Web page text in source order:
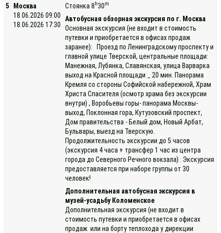
5
Москва
18.06.2026 09:00
18.06.2026 17:30
Стоянка 8 h30m
Автобусная обзорная экскурсия по г. Москва
Основная экскурсия (не входит в стоимость
путевки и приобретается в офисах продаж
заранее): Проезд по Ленинградскому проспекту и
главной улице Тверской, центральные площади:
Манежная, Лубянка, Славянская, улица Варварка
выход на Красной площади _ 20 мин. Панорама
Кремля со стороны Софийской набережной, Храм
Христа Спасителя (осмотр храма без экскурсии
внутри) , Воробьевы горы- панорама Москвы-
выход, Поклонная гора, Кутузовский проспект,
Дом правительства - Белый дом, Новый Арбат,
Бульвары, выезд на Тверскую.
Продолжительность экскурсии до 5 часов
(экскурсия 4 часа + трансфер 1 час из центра
города до Северного Речного вокзала) . Экскурсия
предоставляется при наборе группы от 30
человек!
Дополнительная автобусная экскурсия в
музей-усадьбу Коломенское
Дополнительная экскурсия (не входит в
стоимость путевки и приобретается в офисах
продаж или на борту теплохода у дирекции